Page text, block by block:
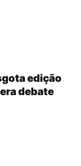
edição
debate